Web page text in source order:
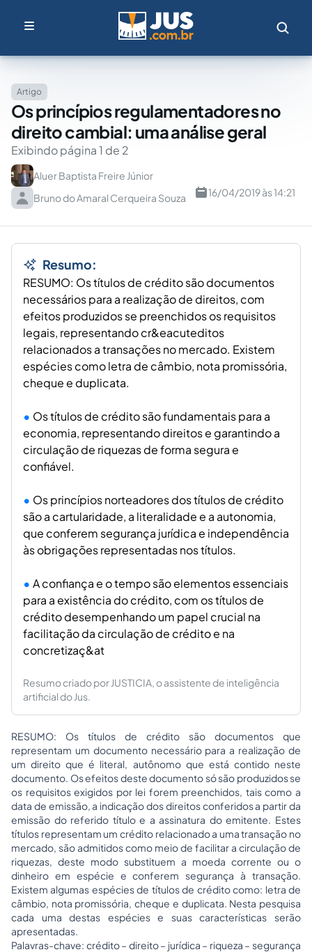
Artigo
Os princípios regulamentadores no
direito cambial: uma análise geral
Exibindo página 1 de 2
Aluer Baptista Freire Júnior
Bruno do Amaral Cerqueira Souza
16/04/2019 às 14:21
Resumo:
RESUMO: Os títulos de crédito são documentos
necessários para a realização de direitos, com
efeitos produzidos se preenchidos os requisitos
legais, representando cr&eacuteditos
relacionados a transações no mercado. Existem
espécies como letra de câmbio, nota promissória,
cheque e duplicata.
Os títulos de crédito são fundamentais para a
economia, representando direitos e garantindo a
circulação de riquezas de forma segura e
confiável.
Os princípios norteadores dos títulos de crédito
são a cartularidade, a literalidade e a autonomia,
que conferem segurança jurídica e independência
às obrigações representadas nos títulos.
A confiança e o tempo são elementos essenciais
para a existência do crédito, com os títulos de
crédito desempenhando um papel crucial na
facilitação da circulação de crédito e na
concretizaç&at
Resumo criado por JUSTICIA, o assistente de inteligência
artificial do Jus.
RESUMO: Os títulos de crédito são documentos que
representam um documento necessário para a realização de
um direito que é literal, autônomo que está contido neste
documento. Os efeitos deste documento só são produzidos se
os requisitos exigidos por lei forem preenchidos, tais como a
data de emissão, a indicação dos direitos conferidos a partir da
emissão do referido título e a assinatura do emitente. Estes
títulos representam um crédito relacionado a uma transação no
mercado, são admitidos como meio de facilitar a circulação de
riquezas, deste modo substituem a moeda corrente ou o
dinheiro em espécie e conferem segurança à transação.
Existem algumas espécies de títulos de crédito como: letra de
câmbio, nota promissória, cheque e duplicata. Nesta pesquisa
cada uma destas espécies e suas características serão
apresentadas.
Palavras-chave: crédito – direito – jurídica – riqueza – segurança